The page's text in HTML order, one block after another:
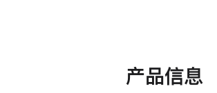
产品信息